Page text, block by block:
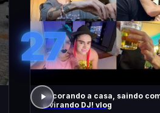
27
decorando a casa, saindo
e virando DJ! vlog